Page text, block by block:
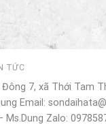
TỨC
7, xã Thới Tam
Email:
Zalo: